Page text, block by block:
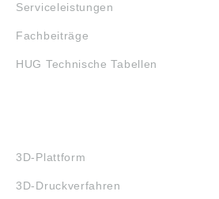
Serviceleistungen
Fachbeiträge
HUG Technische Tabellen
3D-Plattform
3D-Druckverfahren